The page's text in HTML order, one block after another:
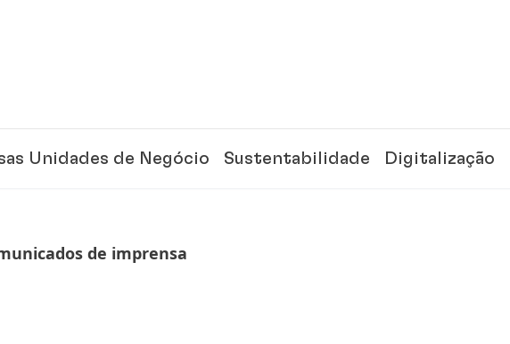
Unidades de Negócio Sustentabilidade Digitalização
de imprensa